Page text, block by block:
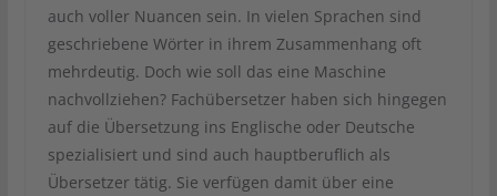
auch voller Nuancen sein. In vielen Sprachen sind
geschriebene Wörter in ihrem Zusammenhang oft
mehrdeutig. Doch wie soll das eine Maschine
nachvollziehen? Fachübersetzer haben sich hingegen
auf die Übersetzung ins Englische oder Deutsche
spezialisiert und sind auch hauptberuflich als
Übersetzer tätig. Sie verfügen damit über eine